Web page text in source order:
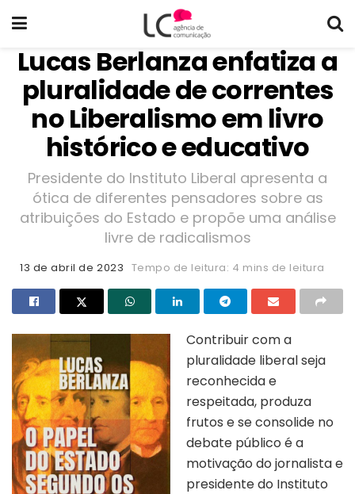
Lucas Berlanza enfatiza a
pluralidade de correntes
no Liberalismo em livro
histórico e educativo
Presidente do Instituto Liberal apresenta a
ótica de diferentes pensadores sobre as
atribuições do Estado e propõe uma análise
livre de radicalismos
13 de abril de 2023 Tempo de leitura: 4 mins de leitura
Contribuir com a
pluralidade liberal seja
reconhecida e
respeitada, produza
frutos e se consolide no
debate público é a
motivação do jornalista e
presidente do Instituto